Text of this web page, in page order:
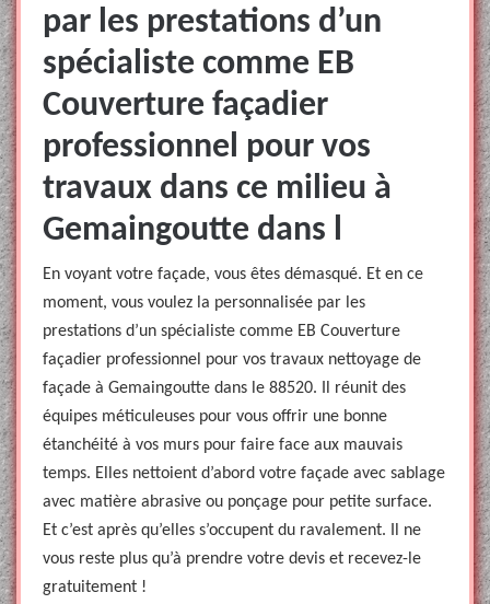
par les prestations d’un
spécialiste comme EB
Couverture façadier
professionnel pour vos
travaux dans ce milieu à
Gemaingoutte dans l
En voyant votre façade, vous êtes démasqué. Et en ce
moment, vous voulez la personnalisée par les
prestations d’un spécialiste comme EB Couverture
façadier professionnel pour vos travaux nettoyage de
façade à Gemaingoutte dans le 88520. Il réunit des
équipes méticuleuses pour vous offrir une bonne
étanchéité à vos murs pour faire face aux mauvais
temps. Elles nettoient d’abord votre façade avec sablage
avec matière abrasive ou ponçage pour petite surface.
Et c’est après qu’elles s’occupent du ravalement. Il ne
vous reste plus qu’à prendre votre devis et recevez-le
gratuitement !